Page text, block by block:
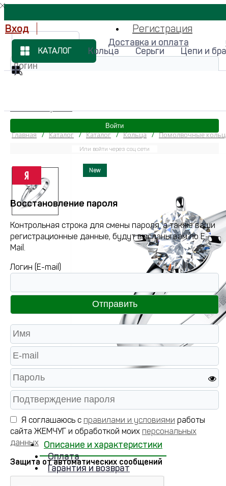
Магазины Доставка и оплата
КАТАЛОГ Кольца Серьги Цепи и
Главная / Каталог / Каталог / Кольца / Помолвочные
New
Описание и характеристики
Оплата
Гарантия и возврат
Вход Регистрация
Войти
Или войти через соц сети
Восстановление пароля
Контрольная строка для смены пароля, а также ваши
регистрационные данные, будут высланы вам по E-
Mail.
Логин (E-mail)
Я соглашаюсь с правилами и условиями работы
сайта ЖЕМЧУГ и обработкой моих персональных
данных
Защита от автоматических сообщений